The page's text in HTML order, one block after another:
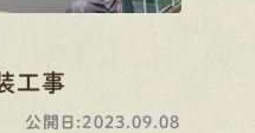
工事
公開日:2023.09.08